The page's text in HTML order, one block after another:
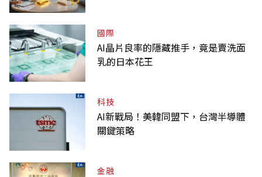
國際
AI晶片良率的隱藏推手，竟是賣洗面
乳的日本花王
科技
AI新戰局！美韓同盟下，台灣半導體
關鍵策略
金融